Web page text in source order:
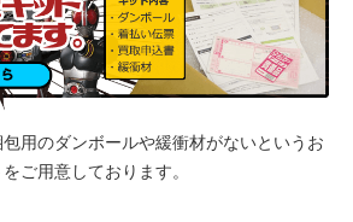
用のダンボールや緩衝材がないというお
ご用意しております。